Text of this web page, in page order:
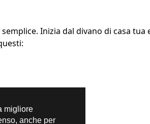
Inizia dal divano di casa tua